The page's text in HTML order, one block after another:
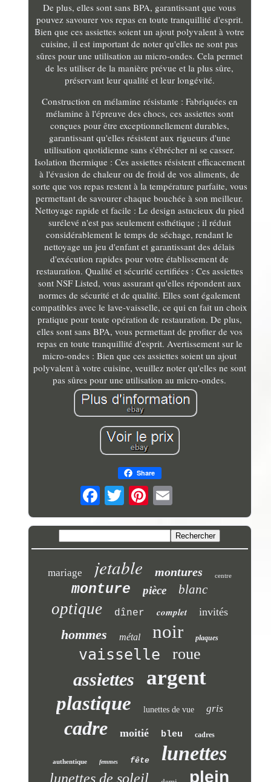
De plus, elles sont sans BPA, garantissant que vous
pouvez savourer vos repas en toute tranquillité d'esprit.
Bien que ces assiettes soient un ajout polyvalent à votre
cuisine, il est important de noter qu'elles ne sont pas
sûres pour une utilisation au micro-ondes. Cela permet
de les utiliser de la manière prévue et la plus sûre,
préservant leur qualité et leur longévité.
Construction en mélamine résistante : Fabriquées en
mélamine à l'épreuve des chocs, ces assiettes sont
conçues pour être exceptionnellement durables,
garantissant qu'elles résistent aux rigueurs d'une
utilisation quotidienne sans s'ébrécher ni se casser.
Isolation thermique : Ces assiettes résistent efficacement
à l'évasion de chaleur ou de froid de vos aliments, de
sorte que vos repas restent à la température parfaite, vous
permettant de savourer chaque bouchée à son meilleur.
Nettoyage rapide et facile : Le design astucieux du pied
surélevé n'est pas seulement esthétique ; il réduit
considérablement le temps de séchage, rendant le
nettoyage un jeu d'enfant et garantissant des délais
d'exécution rapides pour votre établissement de
restauration. Qualité et sécurité certifiées : Ces assiettes
sont NSF Listed, vous assurant qu'elles répondent aux
normes de sécurité et de qualité. Elles sont également
compatibles avec le lave-vaisselle, ce qui en fait un choix
pratique pour toute opération de restauration. De plus,
elles sont sans BPA, vous permettant de profiter de vos
repas en toute tranquillité d'esprit. Avertissement sur le
micro-ondes : Bien que ces assiettes soient un ajout
polyvalent à votre cuisine, veuillez noter qu'elles ne sont
pas sûres pour une utilisation au micro-ondes.
Share
mariage jetable montures centre
monture pièce blanc
optique dîner complet invités
hommes métal noir plaques
vaisselle roue
assiettes argent
plastique lunettes de vue gris
cadre moitié bleu cadres
authentique femmes fête lunettes
lunettes de soleil plein